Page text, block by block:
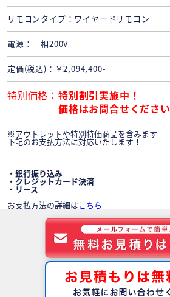
リモコンタイプ ワイヤードリモコン
電源 三相200V
定価(税込) ￥2,094,400-
特別価格
特別割引実施中！
価格はお問合せください
※アウトレットや特別特価商品を含みます
下記のお支払方法に対応いたします！
・銀行振り込み
・クレジットカード決済
・リース
お支払方法の詳細はこちら